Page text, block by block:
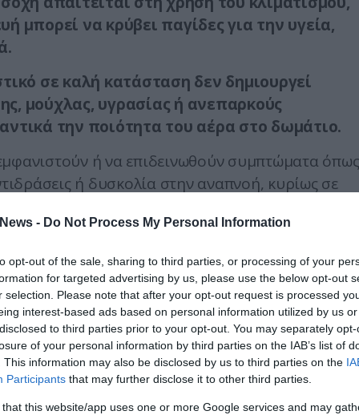
- Do Not Process My Personal Information
opt-out of the sale, sharing to third parties, or processing of your
for targeted advertising by us, please use the below opt-out
selection. Please note that after your opt-out request is processed
interest-based ads based on personal information utilized by us
to third parties prior to your opt-out. You may separately
of your personal information by third parties on the IAB’s list of
This information may also be disclosed by us to third parties on the
Participants that may further disclose it to other third parties.
that this website/app uses one or more Google services and may
μπορεί να κρύβει παγίδες για την υγεία,
σε καλή κατάσταση δεν δημιουργεί
μούχλας, υγρασίας ή ανεπαρκούς
την ποιότητα του αέρα στο δωμάτιο.
ή να επιδεινωθούν συμπτώματα όπως
ή δυσκολία στην αναπνοή, κυρίως σε
πρώτη είσοδο στο δωμάτιο.
μονάδας κλιματισμού μπορεί να αποκαλύψει
μούχλας, εμφανείς λεκέδες υγρασίας,
συμπεριφορά στη ροή του αέρα.
αερισμό ή ελλιπή συντήρηση.
λοιμώξεις σε ξενοδοχειακούς χώρους,οι
δωματίου δεν συνδέονται άμεσα με